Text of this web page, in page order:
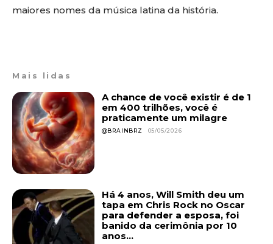
maiores nomes da música latina da história.
Mais lidas
A chance de você existir é de 1
em 400 trilhões, você é
praticamente um milagre
@BRAINBRZ 05/05/2026
Há 4 anos, Will Smith deu um
tapa em Chris Rock no Oscar
para defender a esposa, foi
banido da cerimônia por 10
anos...